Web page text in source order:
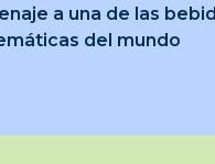
a una de las
del mundo